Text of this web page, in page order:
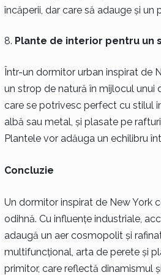
încăperii, dar care să adauge și un
Plante de interior pentru un
Într-un dormitor urban inspirat de
un strop de natură în mijlocul unui
care se potrivesc perfect cu stilul
albă sau metal, și plasate pe
Plantele vor adăuga un echilibru
Concluzie
Un dormitor inspirat de New York
odihnă. Cu influențe industriale,
adaugă un aer cosmopolit și
multifuncțional, arta de perete și
primitor, care reflectă dinamismul